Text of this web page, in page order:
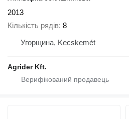
2013
Кількість рядів 8
Угорщина, Kecskemét
Agrider Kft.